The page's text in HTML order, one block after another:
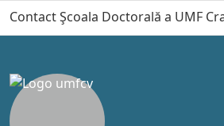
Contact Şcoala Doctorală a UMF